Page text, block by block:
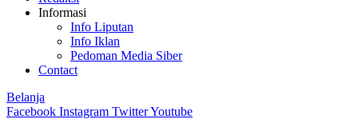
Informasi
Info Liputan
Info Iklan
Pedoman Media Siber
Contact
Belanja
Facebook Instagram TwitterYoutube